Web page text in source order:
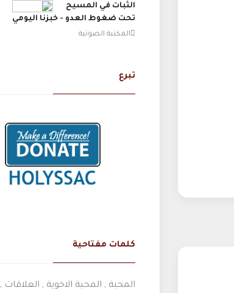
الثبات في المسيح
تحت ضغوط العدو - خبزنا اليومي
المكتبة الصوتية
تبرع
كلمات مفتاحية
المحبة , المحبة الاخوية , العلاقات